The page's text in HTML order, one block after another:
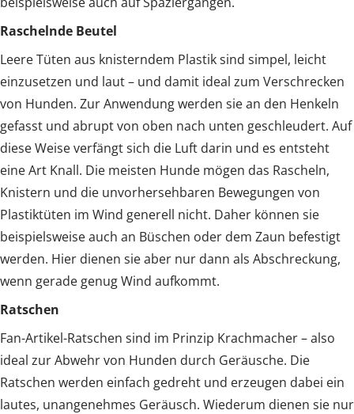
Raschelnde Beutel
Leere Tüten aus knisterndem Plastik sind simpel, leicht
einzusetzen und laut – und damit ideal zum Verschrecken
von Hunden. Zur Anwendung werden sie an den Henkeln
gefasst und abrupt von oben nach unten geschleudert. Auf
diese Weise verfängt sich die Luft darin und es entsteht
eine Art Knall. Die meisten Hunde mögen das Rascheln,
Knistern und die unvorhersehbaren Bewegungen von
Plastiktüten im Wind generell nicht. Daher können sie
beispielsweise auch an Büschen oder dem Zaun befestigt
werden. Hier dienen sie aber nur dann als Abschreckung,
wenn gerade genug Wind aufkommt.
Ratschen
Fan-Artikel-Ratschen sind im Prinzip Krachmacher – also
ideal zur Abwehr von Hunden durch Geräusche. Die
Ratschen werden einfach gedreht und erzeugen dabei ein
lautes, unangenehmes Geräusch. Wiederum dienen sie nur